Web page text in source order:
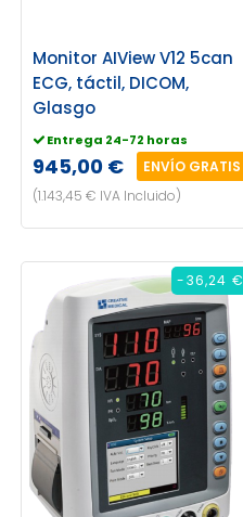
Monitor AIView V12 5can
ECG, táctil, DICOM,
Glasgo
Entrega 24-72 horas
945,00 €
ENVÍO GRATIS
(1.143,45 € IVA Incluido)
-36,24 €